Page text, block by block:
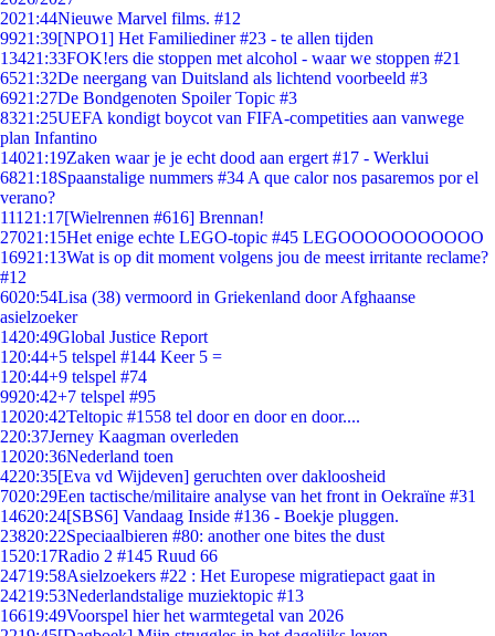
2021:44Nieuwe Marvel films. #12
9921:39[NPO1] Het Familiediner #23 - te allen tijden
13421:33FOK!ers die stoppen met alcohol - waar we stoppen #21
6521:32De neergang van Duitsland als lichtend voorbeeld #3
6921:27De Bondgenoten Spoiler Topic #3
8321:25UEFA kondigt boycot van FIFA-competities aan vanwege
plan Infantino
14021:19Zaken waar je je echt dood aan ergert #17 - Werklui
6821:18Spaanstalige nummers #34 A que calor nos pasaremos por el
verano?
111 21:17[Wielrennen #616] Brennan!
27021:15Het enige echte LEGO-topic #45 LEGOOOOOOOOOOO
16921:13Wat is op dit moment volgens jou de meest irritante reclame?
#12
6020:54Lisa (38) vermoord in Griekenland door Afghaanse
asielzoeker
1420:49Global Justice Report
1 20:44+5 telspel #144 Keer 5 =
1 20:44+9 telspel #74
9920:42+7 telspel #95
12020:42Teltopic #1558 tel door en door en door....
220:37Jerney Kaagman overleden
12020:36Nederland toen
4220:35[Eva vd Wijdeven] geruchten over dakloosheid
7020:29Een tactische/militaire analyse van het front in Oekraïne #31
14620:24[SBS6] Vandaag Inside #136 - Boekje pluggen.
23820:22Speciaalbieren #80: another one bites the dust
1520:17Radio 2 #145 Ruud 66
24719:58Asielzoekers #22 : Het Europese migratiepact gaat in
24219:53Nederlandstalige muziektopic #13
16619:49Voorspel hier het warmtegetal van 2026